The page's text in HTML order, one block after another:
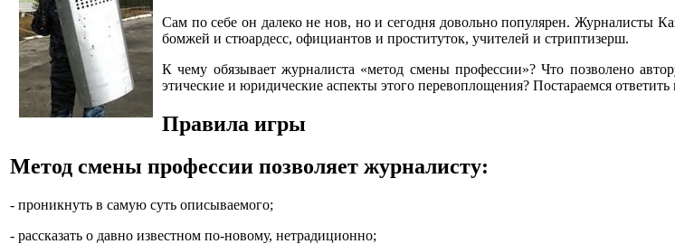
Сам по себе он далеко не нов, но и сегодня довольно популярен. Журналисты
бомжей и стюардесс, официантов и проституток, учителей и стриптизерш.
К чему обязывает журналиста «метод смены профессии»? Что позволено
этические и юридические аспекты этого перевоплощения? Постараемся
Правила игры
Метод смены профессии позволяет журналисту:
- проникнуть в самую суть описываемого;
- рассказать о давно известном по-новому, нетрадиционно;